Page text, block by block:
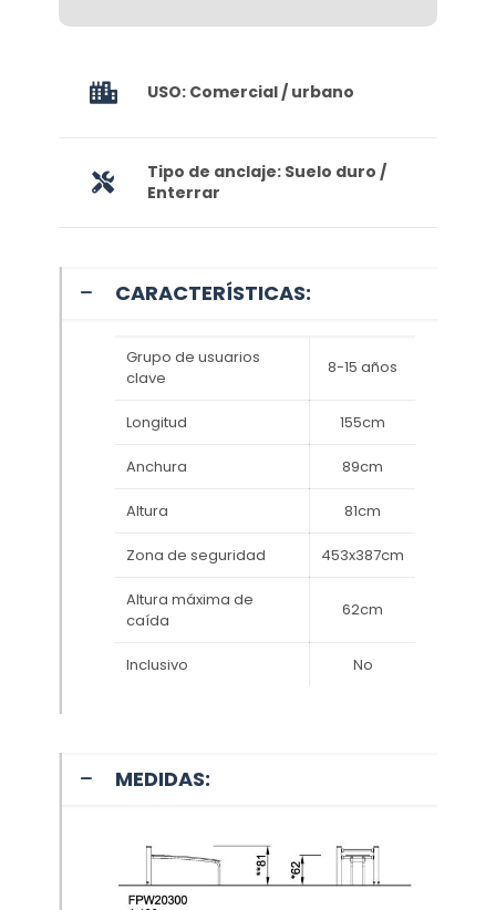
USO: Comercial / urbano
Tipo de anclaje: Suelo duro /
Enterrar
CARACTERÍSTICAS:
Grupo de usuarios
clave
8-15 años
Longitud 155cm
Anchura 89cm
Altura 81cm
Zona de seguridad 453x387cm
Altura máxima de
caída
62cm
Inclusivo No
MEDIDAS: